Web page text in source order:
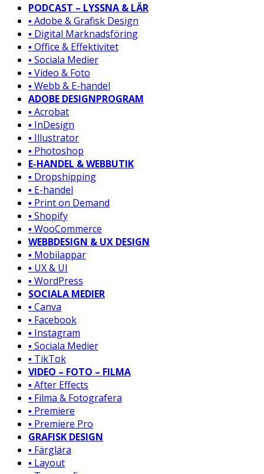
PODCAST – LYSSNA & LÄR
▪️ Adobe & Grafisk Design
▪️ Digital Marknadsföring
▪️ Office & Effektivitet
▪️ Sociala Medier
▪️ Video & Foto
▪️ Webb & E-handel
ADOBE DESIGNPROGRAM
▪️ Acrobat
▪️ InDesign
▪️ Illustrator
▪️ Photoshop
E-HANDEL & WEBBUTIK
▪️ Dropshipping
▪️ E-handel
▪️ Print on Demand
▪️ Shopify
▪️ WooCommerce
WEBBDESIGN & UX DESIGN
▪️ Mobilappar
▪️ UX & UI
▪️ WordPress
SOCIALA MEDIER
▪️ Canva
▪️ Facebook
▪️ Instagram
▪️ Sociala Medier
▪️ TikTok
VIDEO – FOTO – FILMA
▪️ After Effects
▪️ Filma & Fotografera
▪️ Premiere
▪️ Premiere Pro
GRAFISK DESIGN
▪️ Färglära
▪️ Layout